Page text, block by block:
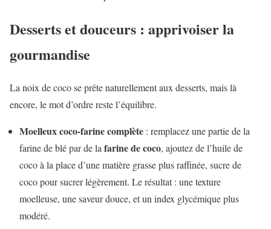
Desserts et douceurs : apprivoiser la
gourmandise
La noix de coco se prête naturellement aux desserts, mais là
encore, le mot d’ordre reste l’équilibre.
Moelleux coco-farine complète : remplacez une partie de la
farine de blé par de la farine de coco, ajoutez de l’huile de
coco à la place d’une matière grasse plus raffinée, sucre de
coco pour sucrer légèrement. Le résultat : une texture
moelleuse, une saveur douce, et un index glycémique plus
modéré.